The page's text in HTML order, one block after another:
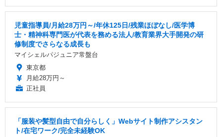
児童指導員/月給28万円～/年休125日/残業ほぼなし/医学博
士・精神科専門医が代表を務める法人/教育業界大手開発の研
修制度でさらなる成長も
マイシェルパジュニア常盤台
東京都
月給28万円～
正社員
「服装や髪型自由で自分らしく」Webサイト制作アシスタン
ト/在宅ワーク/完全未経験OK